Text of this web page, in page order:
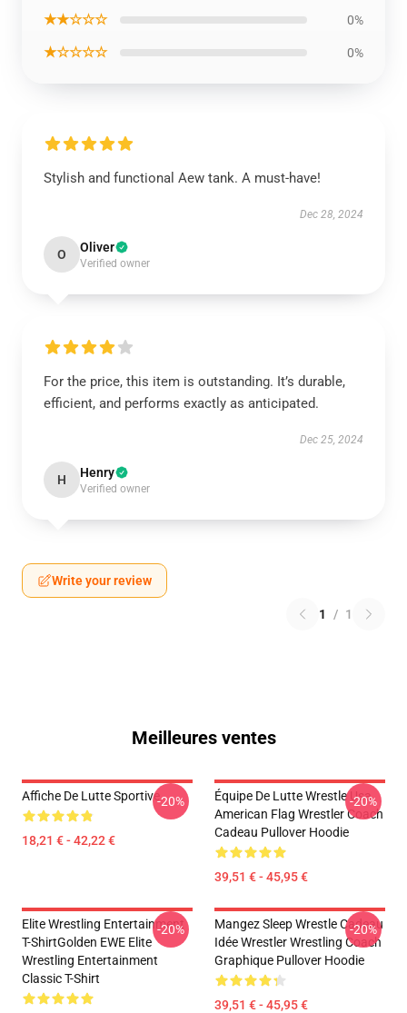
★★☆☆☆ 0%
★☆☆☆☆ 0%
Stylish and functional Aew tank. A must-have!
Dec 28, 2024
O Oliver
Verified owner
For the price, this item is outstanding. It’s durable,
efficient, and performs exactly as anticipated.
Dec 25, 2024
H Henry
Verified owner
Write your review
1 / 1
Meilleures ventes
Affiche De Lutte Sportive
18,21 € - 42,22 €
-20%
Équipe De Lutte Wrestle Usa
American Flag Wrestler Coach
Cadeau Pullover Hoodie
39,51 € - 45,95 €
-20%
Elite Wrestling Entertainment
T-ShirtGolden EWE Elite
Wrestling Entertainment
Classic T-Shirt
-20%
Mangez Sleep Wrestle Cadeau
Idée Wrestler Wrestling Coach
Graphique Pullover Hoodie
39,51 € - 45,95 €
-20%